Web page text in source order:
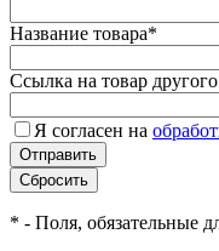
Название товара*
Ссылка на товар
Я согласен на
* - Поля, обязательные